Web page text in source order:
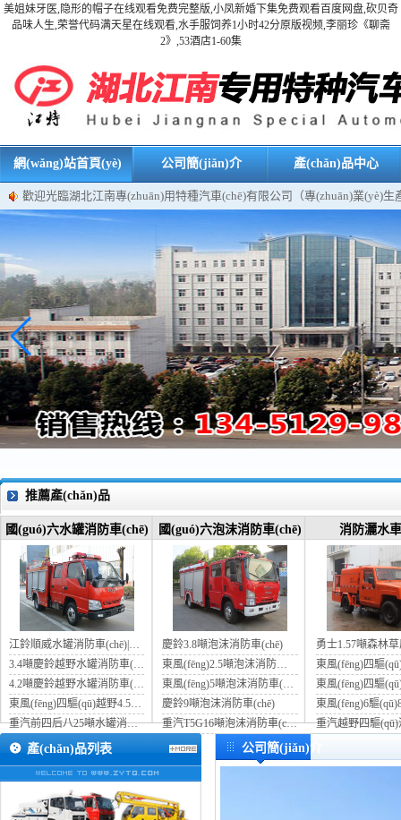
美姐妹牙医,隐形的帽子在线观看免费完整版,小凤新婚下集免费观看百度网盘,砍贝奇
品味人生,荣誉代码满天星在线观看,水手服饲养1小时42分原版视频,李丽珍《聊斋
2》,53酒店1-60集
網(wǎng)站首頁(yè) 公司簡(jiǎn)介 產(chǎn)品中心
歡迎光臨湖北江南專(zhuān)用特種汽車(chē)有限公司（專(zhuān)業(yè)
推薦產(chǎn)品
國(guó)六水罐消防車(chē)
重汽前四后八25噸水罐消防車(chē)
國(guó)六泡沫消防車(chē)
慶鈴3.8噸泡沫消防車(chē)
慶鈴9噸泡沫消防車(chē)
重汽T5G16噸泡沫消防車(chē)
消防灑水
產(chǎn)品列表 公司簡(jiǎn)介